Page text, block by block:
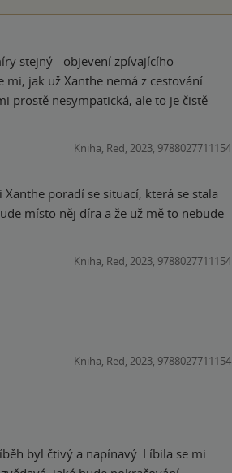
stejný - objevení zpívajícího
jak už Xanthe nemá z cestování
prostě nesympatická, ale to je čistě
Kniha, Red, 2023, 9788027711154
poradí se situací, která se stala
místo něj díra a že už mě to nebude
Kniha, Red, 2023, 9788027711154
Kniha, Red, 2023, 9788027711154
byl čtivý a napínavý. Líbila se mi